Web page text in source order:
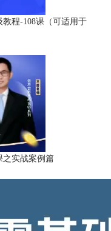
教程-108课（可适用于
之实战案例篇